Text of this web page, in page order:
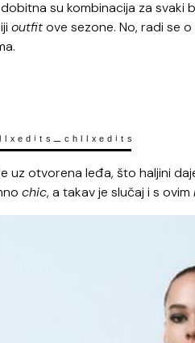
su kombinacija za svaki
outfitove sezone. No, radi se
ᵈ ⁱ ᵗ ˢ – ᶜ ʰ ˡ ˡ ˣ ᵉ ᵈ ⁱ ᵗ ˢ
uz otvorena leđa, što haljini
chic, a takav je slučaj i s ovim